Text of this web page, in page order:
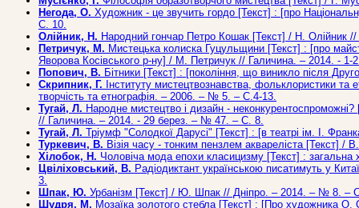
Негода, О. Художник - це звучить гордо [Текст] : [про
C. 10.
Олійник, Н. Народний гончар Петро Кошак [Текст] / Н. Олійник
Петричук, М. Мистецька колиска Гуцульщини [Текст] : [про
Яворова Косівського р-ну] / М. Петричук // Галичина. – 2014. -
Попович, В. Бітники [Текст] : [покоління, що виникло після
Скрипник, Г. Інституту мистецтвознавства, фольклористики
творчість та етнографія. – 2006. – № 5. – С.4-13.
Тугай, Л. Народне мистецтво і дизайн -
// Галичина. – 2014. - 29 берез. – № 47. – С. 8.
Тугай, Л. Тріумф "Солодкої Дарусі" [Текст] : [в театрі ім. І.
Туркевич, В. Візія часу - тонким пензлем аквареліста [Текст]
Хілобок, Н. Чоловіча мода епохи класицизму [Текст] :
Цвіліховський, В. Радіодиктант українською писатимуть у
3.
Шпак, Ю. Урбанізм [Текст] / Ю. Шпак // Дніпро. – 2014. – № 8. –
Шудря, М. Мозаїка золотого стебла [Текст] : [Про художника